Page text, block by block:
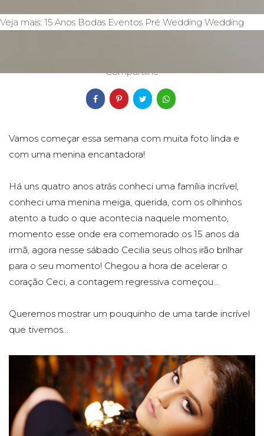
Veja mais: 15 Anos Bodas Eventos Pré Wedding Wedding
Compartilhe
Vamos começar essa semana com muita foto linda e
com uma menina encantadora!
Há uns quatro anos atrás conheci uma família incrível,
conheci uma menina meiga, querida, com os olhinhos
atento a tudo o que acontecia naquele momento,
momento esse onde era comemorado os 15 anos da
irmã, agora nesse sábado Cecilia seus olhos irão brilhar
para o seu momento! Chegou a hora de acelerar o
coração Ceci, a contagem regressiva começou...
Queremos mostrar um pouquinho de uma tarde incrível
que tivemos...